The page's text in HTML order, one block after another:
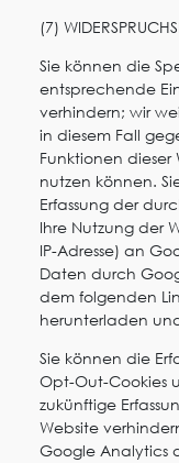
(7)
Sie können die
entsprechende
verhindern; wir
in diesem Fall
Funktionen
nutzen können.
Erfassung der
Ihre Nutzung der
IP-Adresse) an
Daten durch
dem folgenden
herunterladen
Sie können die
Opt-Out-Cookies
zukünftige
Website
Google Analytics